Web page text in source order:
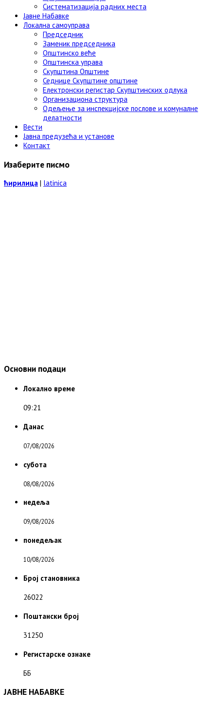
Систематизација радних места
Јавне Набавке
Локална самоуправа
Председник
Заменик председника
Општинско веће
Општинска управа
Скупштина Општине
Седнице Скупштине општине
Електронски регистар Скупштинских одлука
Организациона структура
Одељење за инспекцијске послове и комуналне
делатности
Вести
Јавна предузећа и установе
Контакт
Изаберите писмо
ћирилица | latinica
Основни подаци
Локално време
09:21
Данас
07/08/2026
субота
08/08/2026
недеља
09/08/2026
понедељак
10/08/2026
Број становника
26022
Поштански број
31250
Регистарске ознаке
ББ
ЈАВНЕ НАБАВКЕ